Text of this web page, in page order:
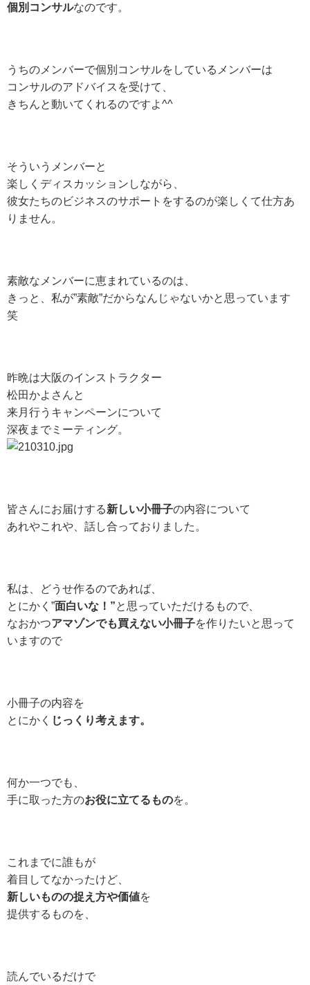
個別コンサルなのです。
うちのメンバーで個別コンサルをしているメンバーは
コンサルのアドバイスを受けて、
きちんと動いてくれるのですよ^^
そういうメンバーと
楽しくディスカッションしながら、
彼女たちのビジネスのサポートをするのが楽しくて仕方あ
りません。
素敵なメンバーに恵まれているのは、
きっと、私が”素敵”だからなんじゃないかと 思っています
笑
昨晩は大阪のインストラクター
松田かよさんと
来月行うキャンペーンについて
深夜までミーティング。
皆さんにお届けする新しい小冊子の内容について
あれやこれや、話し合っておりました。
私は、どうせ作るのであれば、
とにかく”面白いな！”と思っていただけるもので、
なおかつアマゾンでも買えない小冊子を作りたいと思って
いますので
小冊子の内容を
とにかく じっくり考えます。
何か一つでも、
手に取った方のお役に立てるものを。
これまでに誰もが
着目してなかったけど、
新しいものの捉え方や価値を
提供するものを、
読んでいるだけで